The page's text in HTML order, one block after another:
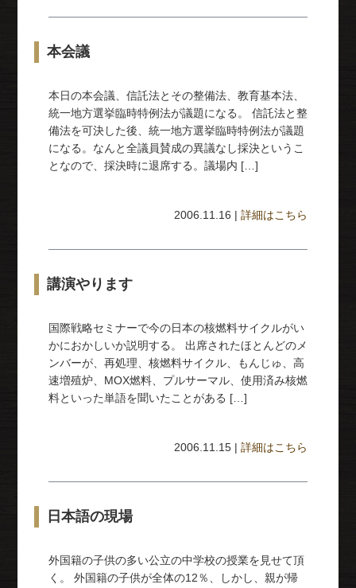
本会議
本日の本会議、信託法とその整備法、教育基本法、
統一地方選挙臨時特例法が議題になる。 信託法と整
備法を可決した後、統一地方選挙臨時特例法が議題
になる。なんと全議員賛成の異議なし採決というこ
となので、採決時に退席する。議場内 […]
2006.11.16 |詳細はこちら
講演やります
国際戦略セミナーで今の日本の核燃料サイクルがい
かにおかしいか説明する。 出席されたほとんどのメ
ンバーが、再処理、核燃料サイクル、もんじゅ、高
速増殖炉、MOX燃料、プルサーマル、使用済み核燃
料といった単語を聞いたことがある […]
2006.11.15 |詳細はこちら
日本語の現場
外国籍の子供の多い公立の中学校の授業を見せて頂
く。 外国籍の子供が全体の12％、しかし、親が帰